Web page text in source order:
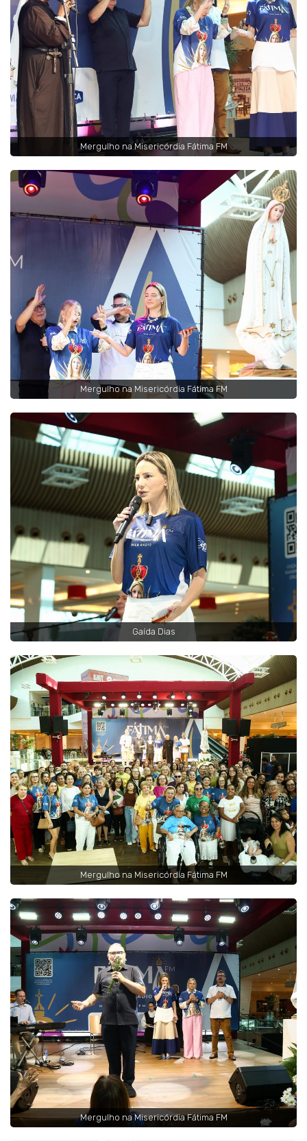
Mergulho na Misericórdia Fátima FM
Mergulho na Misericórdia Fátima FM
Gaída Dias
Mergulho na Misericórdia Fátima FM
Mergulho na Misericórdia Fátima FM